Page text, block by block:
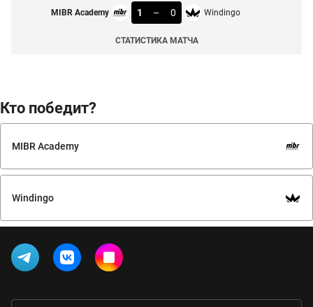
Кто победит?
MIBR Academy
Windingo
MIBR Academy 1 – 0 Windingo
СТАТИСТИКА МАТЧА